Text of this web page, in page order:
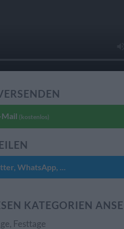
Mail (kostenlos)
WhatsApp, ...
KATEGORIEN
Festtage